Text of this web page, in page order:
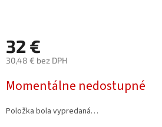
32 €
30,48 € bez DPH
cena:
Momentálne nedostupné
Položka bola vypredaná…